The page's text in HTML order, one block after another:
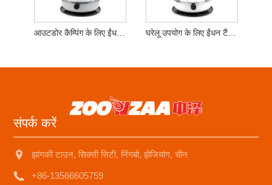
आउटडोर कैम्पिंग के लिए ईंधन टैंक ग्लास चिमनी केरोसिन स्टोव घरेलू उपयोग के लिए ईंधन टैंक ग्लास चिमनी केरोसिन हीटर
संपर्क करें
झांगकी टाउन, सिक्सी सिटी, निंगबो, झेजियांग, चीन
+86-13566605759